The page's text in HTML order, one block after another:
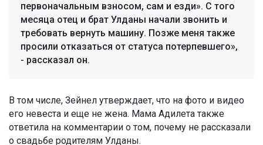
первоначальным взносом, сам и езди». С того
месяца отец и брат Улданы начали звонить и
требовать вернуть машину. Позже меня также
просили отказаться от статуса потерпевшего»,
- рассказал он.
В том числе, Зейнел утверждает, что на фото и видео
его невеста и еще не жена. Мама Адилета также
ответила на комментарии о том, почему не рассказали
о свадьбе родителям Улданы.